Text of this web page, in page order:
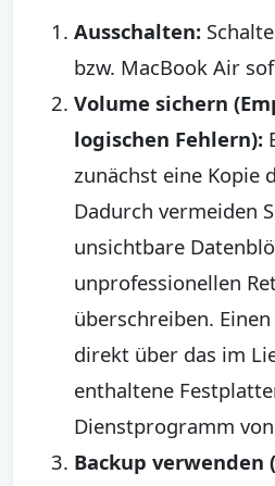
Ausschalten:
bzw. MacBook Air
Volume sichern
logischen Fehlern):
zunächst eine Kopie
Dadurch vermeiden
unsichtbare
unprofessionellen
überschreiben.
direkt über das im
enthaltene
Dienstprogramm
Backup verwenden